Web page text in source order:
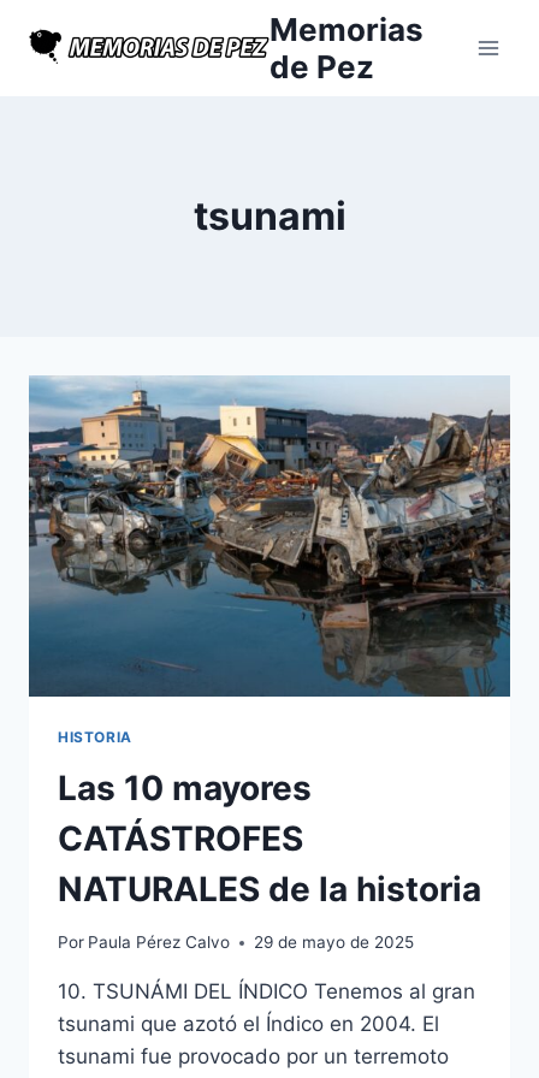
Memorias
de Pez
tsunami
HISTORIA
Las 10 mayores
CATÁSTROFES
NATURALES de la historia
Por Paula Pérez Calvo 29 de mayo de 2025
10. TSUNÁMI DEL ÍNDICO Tenemos al gran
tsunami que azotó el Índico en 2004. El
tsunami fue provocado por un terremoto